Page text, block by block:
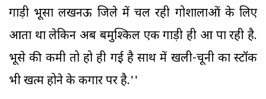
गाड़ी भूसा लखनऊ जिले में चल रही गोशालाओं के लिए
आता था लेकिन अब बमुश्किल एक गाड़ी ही आ पा रही है.
भूसे की कमी तो हो ही गई है साथ में खली-चूनी का स्टॉक
भी खत्म होने के कगार पर है.''